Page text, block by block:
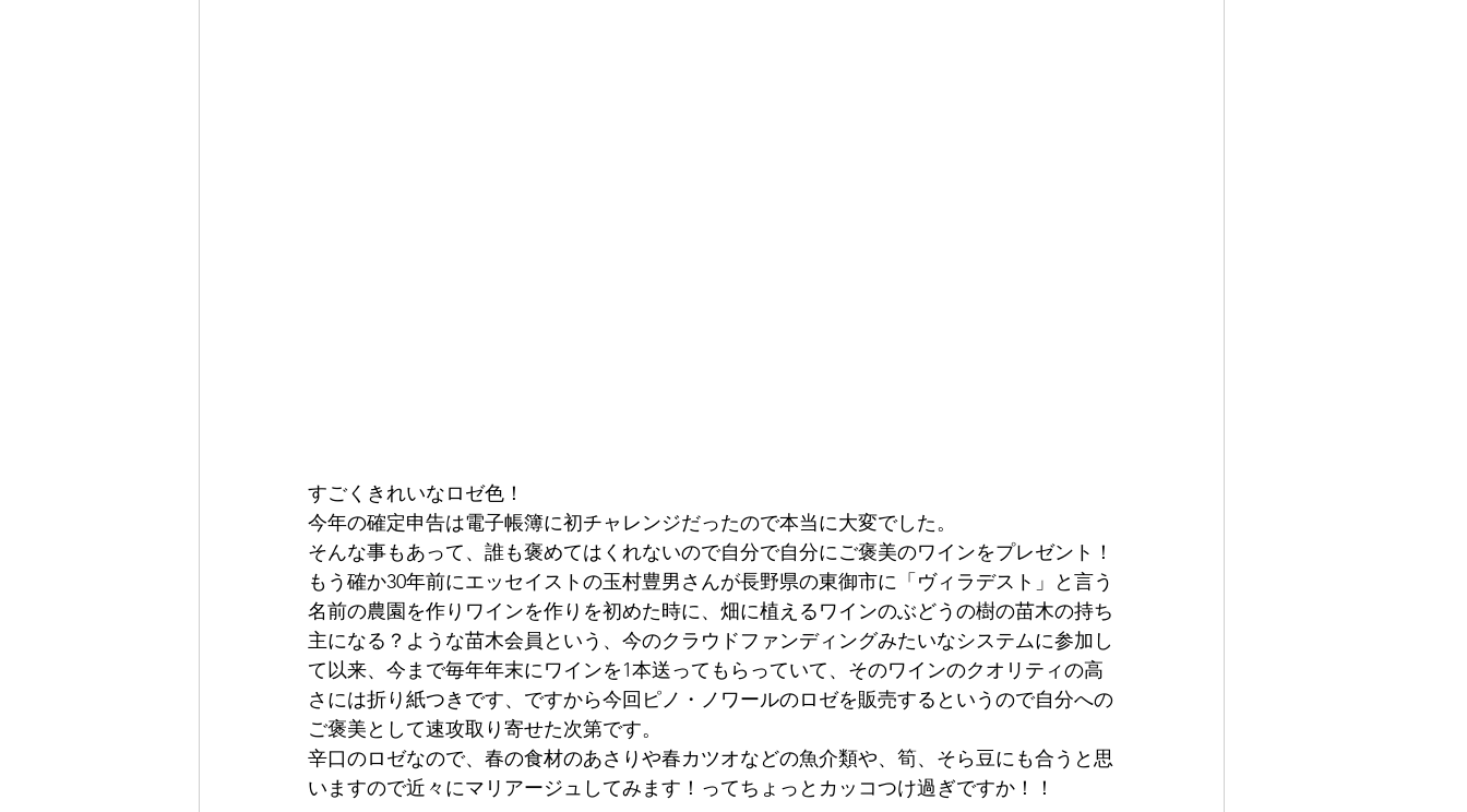
すごくきれいなロゼ色！
今年の確定申告は電子帳簿に初チャレンジだったので本当に大変でした。
そんな事もあって、誰も褒めてはくれないので自分で自分にご褒美のワインをプレゼント！
もう確か30年前にエッセイストの玉村豊男さんが長野県の東御市に「ヴィラデスト」と言う
名前の農園を作りワインを作りを初めた時に、畑に植えるワインのぶどうの樹の苗木の持ち
主になる？ような苗木会員という、今のクラウドファンディングみたいなシステムに参加し
て以来、今まで毎年年末にワインを1本送ってもらっていて、そのワインのクオリティの高
さには折り紙つきです、ですから今回ピノ・ノワールのロゼを販売するというので自分への
ご褒美として速攻取り寄せた次第です。
辛口のロゼなので、春の食材のあさりや春カツオなどの魚介類や、筍、そら豆にも合うと思
いますので近々にマリアージュしてみます！ってちょっとカッコつけ過ぎですか！！